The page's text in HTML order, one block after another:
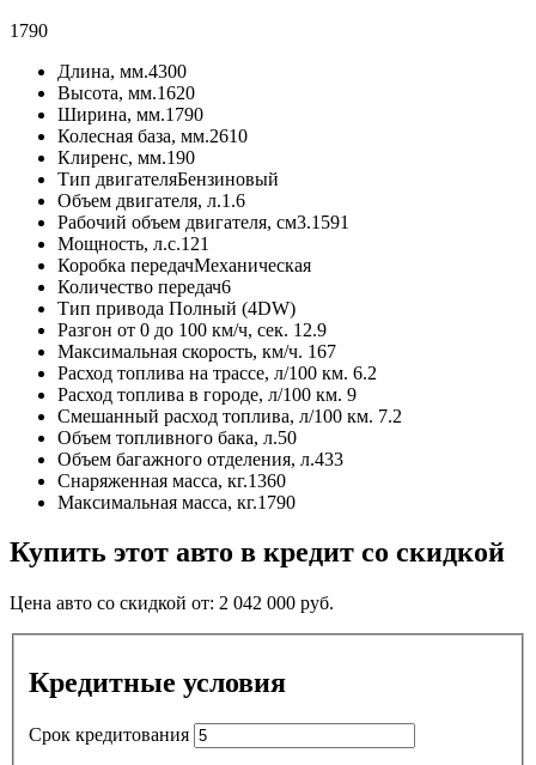
1790
Длина, мм.4300
Высота, мм.1620
Ширина, мм.1790
Колесная база, мм.2610
Клиренс, мм.190
Тип двигателяБензиновый
Объем двигателя, л.1.6
Рабочий объем двигателя, см3.1591
Мощность, л.с.121
Коробка передачМеханическая
Количество передач6
Тип привода Полный (4DW)
Разгон от 0 до 100 км/ч, сек. 12.9
Максимальная скорость, км/ч. 167
Расход топлива на трассе, л/100 км. 6.2
Расход топлива в городе, л/100 км. 9
Смешанный расход топлива, л/100 км. 7.2
Объем топливного бака, л.50
Объем багажного отделения, л.433
Снаряженная масса, кг.1360
Максимальная масса, кг.1790
Купить этот авто в кредит со скидкой
Цена авто со скидкой от: 2 042 000 руб.
Кредитные условия
Срок кредитования